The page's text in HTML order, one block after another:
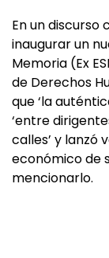
En un discurso
inaugurar un
Memoria (Ex
de Derechos
que ‘la
‘entre
calles’ y lanzó
económico de
mencionarlo.